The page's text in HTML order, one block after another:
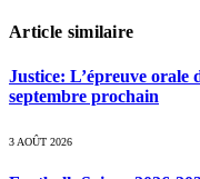
Article similaire
Justice: L’épreuve orale
septembre prochain
3 AOÛT 2026